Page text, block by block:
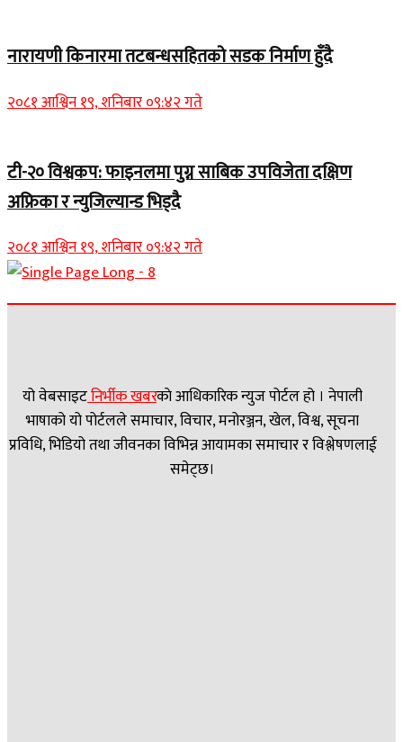
नारायणी किनारमा तटबन्धसहितको सडक निर्माण हुँदै
२०८१ आश्विन १९, शनिबार ०९:४२ गते
टी-२० विश्वकप: फाइनलमा पुग्न साबिक उपविजेता दक्षिण
अफ्रिका र न्युजिल्यान्ड भिड्दै
२०८१ आश्विन १९, शनिबार ०९:४२ गते
यो वेबसाइटनिर्भीक खबरकाे आधिकारिक न्युज पोर्टल हो । नेपाली
भाषाको यो पोर्टलले समाचार, विचार, मनोरञ्जन, खेल, विश्व, सूचना
प्रविधि, भिडियो तथा जीवनका विभिन्न आयामका समाचार र विश्लेषणलाई
समेट्छ।